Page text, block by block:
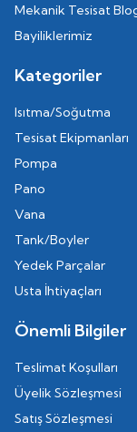
Mekanik Tesisat
Bayiliklerimiz
Kategoriler
Isıtma/Soğutma
Tesisat Ekipmanları
Pompa
Pano
Vana
Tank/Boyler
Yedek Parçalar
Usta İhtiyaçları
Önemli Bilgiler
Teslimat Koşulları
Üyelik Sözleşmesi
Satış Sözleşmesi